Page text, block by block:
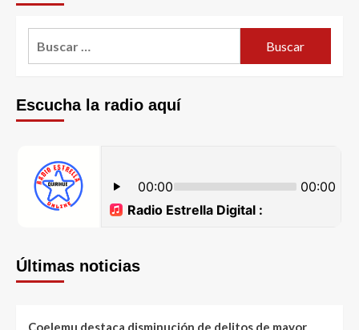
Escucha la radio aquí
Últimas noticias